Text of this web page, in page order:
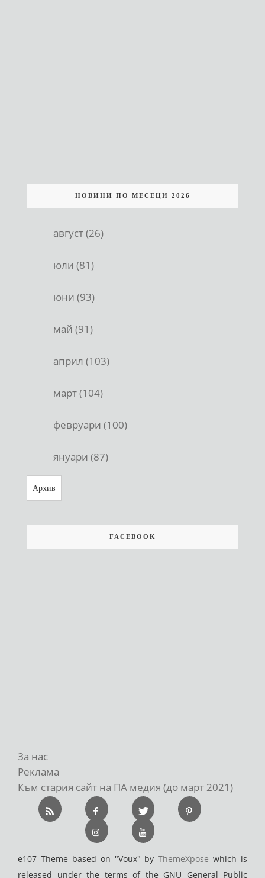
НОВИНИ ПО МЕСЕЦИ 2026
август (26)
юли (81)
юни (93)
май (91)
април (103)
март (104)
февруари (100)
януари (87)
Архив
FACEBOOK
За нас
Реклама
Към стария сайт на ПА медия (до март 2021)
e107 Theme based on "Voux" byThemeXpose which is
released under the terms of the GNU General Public